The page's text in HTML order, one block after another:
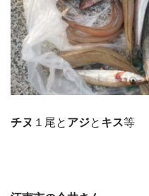
チヌ １尾と アジと キス等